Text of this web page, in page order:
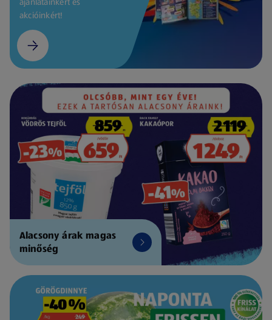
akcióinkért!
Alacsony árak magas
minőség